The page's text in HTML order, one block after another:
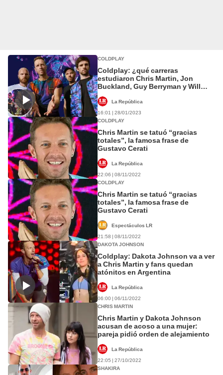
COLDPLAY
Coldplay: ¿qué carreras
estudiaron Chris Martin, Jon
Buckland, Guy Berryman y Will
La República
16:01 | 28/01/2023
COLDPLAY
Chris Martin se tatuó “gracias
totales”, la famosa frase de
Gustavo Cerati
La República
22:06 | 08/11/2022
COLDPLAY
Chris Martin se tatuó “gracias
totales”, la famosa frase de
Gustavo Cerati
Espectáculos LR
21:58 | 08/11/2022
DAKOTA JOHNSON
Coldplay: Dakota Johnson va a ver
a Chris Martin y fans quedan
atónitos en Argentina
La República
06:00 | 06/11/2022
CHRIS MARTIN
Chris Martin y Dakota Johnson
acusan de acoso a una mujer:
pareja pidió orden de alejamiento
La República
22:05 | 27/10/2022
SHAKIRA